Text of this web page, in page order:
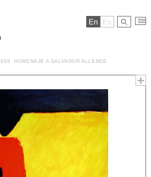
En Es
863. HOMENAJE A SALVADOR ALLENDE